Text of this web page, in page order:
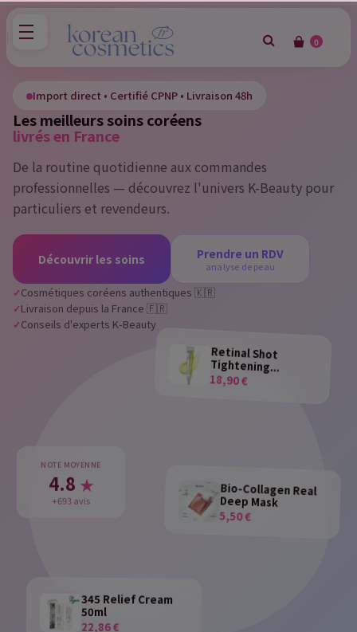
0
Import direct • Certifié CPNP • Livraison 48h
Les meilleurs soins coréens
livrés en France
De la routine quotidienne aux commandes
professionnelles — découvrez l'univers K-Beauty pour
particuliers et revendeurs.
Découvrir les soins Prendre un RDV
analyse de peau
Cosmétiques coréens authentiques 🇰🇷
Livraison depuis la France 🇫🇷
Conseils d'experts K-Beauty
Retinal Shot
Tightening...
18,90 €
345 Relief Cream
50ml
22,86 €
Bio-Collagen Real
Deep Mask
5,50 €
NOTE MOYENNE
4.8 ★
+693 avis
Sign in
You need to be logged in to save products in your wish
list.
Cancel